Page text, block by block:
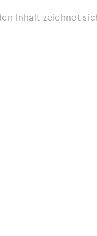
Inhalt zeichnet